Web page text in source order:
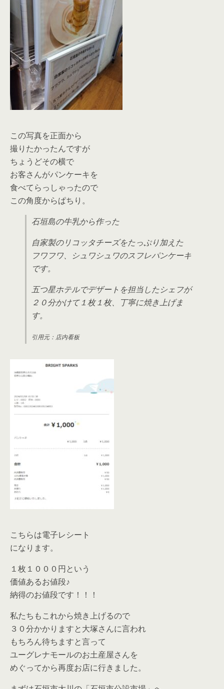
この写真を正面から
撮りたかったんですが
ちょうどその横で
お客さんがパンケーキを
食べてらっしゃったので
この角度からぱちり。
石垣島の牛乳から作った
自家製のリコッタチーズをたっぷり加えた
フワフワ、シュワシュワのスフレパンケーキ
です。
五つ星ホテルでデザートを担当したシェフが
２０分かけて１枚１枚、丁寧に焼き上げま
す。
引用元：店内看板
こちらは電子レシート
になります。
１枚１０００円という
価値あるお値段♪
納得のお値段です！！！
私たちもこれから焼き上げるので
３０分かかりますと大塚さんに言われ
もちろん待ちますと言って
ユーグレナモールのお土産屋さんを
めぐってから再度お店に行きました。